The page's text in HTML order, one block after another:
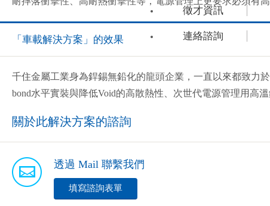
徵才資訊
連絡諮詢
「車載解決方案」的效果
千住金屬工業身為銲錫無鉛化的龍頭企業，一直以來都致力
bond水平實裝與降低Void的高散熱性、次世代電源管理用高
關於此解決方案的諮詢
透過 Mail 聯繫我們
填寫諮詢表單